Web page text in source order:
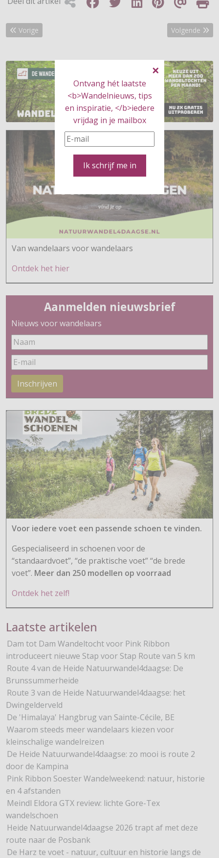
Ontvang hét laatste
<b>Wandelnieuws, tips
en inspiratie, </b>iedere
vrijdag in je mailbox
Ik schrijf me in
Vorig artikel: Gevarieerd wandelen met Palts wandelmenu
Vorige Volgende
Volgende
Van wandelaars voor wandelaars
Ontdek het hier
Aanmelden nieuwsbrief
Nieuws voor wandelaars
Inschrijven
Voor iedere voet een passende schoen te vinden.
Gespecialiseerd in schoenen voor de
“standaardvoet”, “de praktische voet” “de brede
voet”. Meer dan 250 modellen op voorraad
Ontdek het zelf!
Laatste artikelen
Dam tot Dam Wandeltocht voor Pink Ribbon
introduceert nieuwe Stap voor Stap Route van 5 km
Route 4 van de Heide Natuurwandel4daagse: De
Brunssummerheide
Route 3 van de Heide Natuurwandel4daagse: het
Dwingelderveld
De 'Himalaya' Hangbrug van Sainte-Cécile, BE
Waarom steeds meer wandelaars kiezen voor
kleinschalige wandelreizen
De Heide Natuurwandel4daagse: zo mooi is route 2
door de Kampina
Pink Ribbon Soester Wandelweekend: natuur, historie
en 4 afstanden
Meindl Eldora GTX review: lichte Gore-Tex
wandelschoen
Heide Natuurwandel4daagse 2026 trapt af met deze
route naar de Posbank
De Harz te voet - natuur, cultuur en historie langs de